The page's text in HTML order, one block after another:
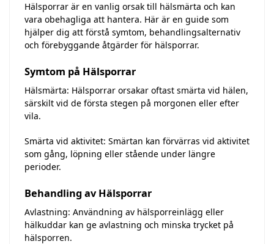
Hälsporrar är en vanlig orsak till hälsmärta och kan
vara obehagliga att hantera. Här är en guide som
hjälper dig att förstå symtom, behandlingsalternativ
och förebyggande åtgärder för hälsporrar.
Symtom på Hälsporrar
Hälsmärta: Hälsporrar orsakar oftast smärta vid hälen,
särskilt vid de första stegen på morgonen eller efter
vila.
Smärta vid aktivitet: Smärtan kan förvärras vid aktivitet
som gång, löpning eller stående under längre
perioder.
Behandling av Hälsporrar
Avlastning: Användning av hälsporreinlägg eller
hälkuddar kan ge avlastning och minska trycket på
hälsporren.